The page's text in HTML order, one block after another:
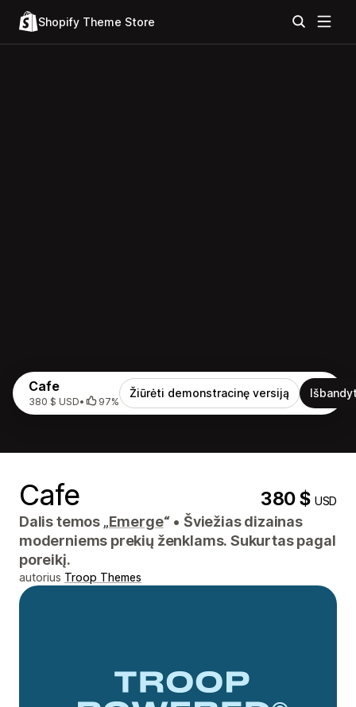
Shopify Theme Store
Cafe
380 $ USD• 97%
Žiūrėti demonstracinę versiją
Cafe 380 $USD
Dalis temos „Emerge“ • Šviežias dizainas
moderniems prekių ženklams. Sukurtas pagal
poreikį.
autorius Troop Themes